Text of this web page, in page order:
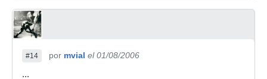
#14 por mvial el 01/08/2006
...